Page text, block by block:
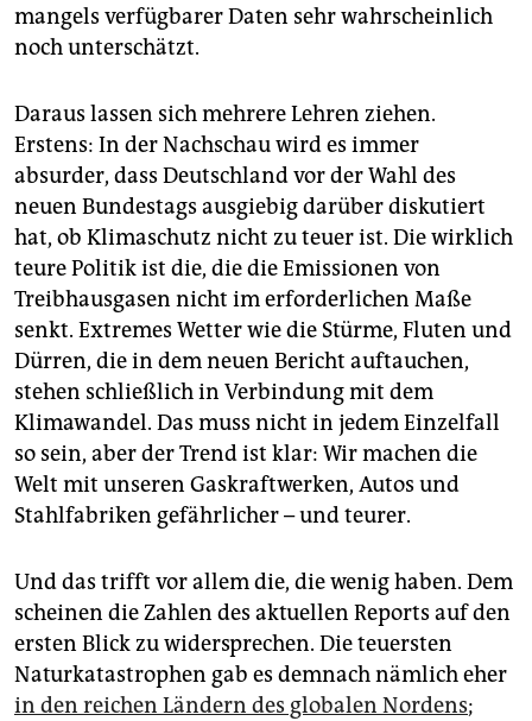
mangels verfügbarer Daten sehr wahrscheinlich
noch unterschätzt.
Daraus lassen sich mehrere Lehren ziehen.
Erstens: In der Nachschau wird es immer
absurder, dass Deutschland vor der Wahl des
neuen Bundestags ausgiebig darüber diskutiert
hat, ob Klimaschutz nicht zu teuer ist. Die wirklich
teure Politik ist die, die die Emissionen von
Treibhausgasen nicht im erforderlichen Maße
senkt. Extremes Wetter wie die Stürme, Fluten und
Dürren, die in dem neuen Bericht auftauchen,
stehen schließlich in Verbindung mit dem
Klimawandel. Das muss nicht in jedem Einzelfall
so sein, aber der Trend ist klar: Wir machen die
Welt mit unseren Gaskraftwerken, Autos und
Stahlfabriken gefährlicher – und teurer.
Und das trifft vor allem die, die wenig haben. Dem
scheinen die Zahlen des aktuellen Reports auf den
ersten Blick zu widersprechen. Die teuersten
Naturkatastrophen gab es demnach nämlich eher
in den reichen Ländern des globalen Nordens;